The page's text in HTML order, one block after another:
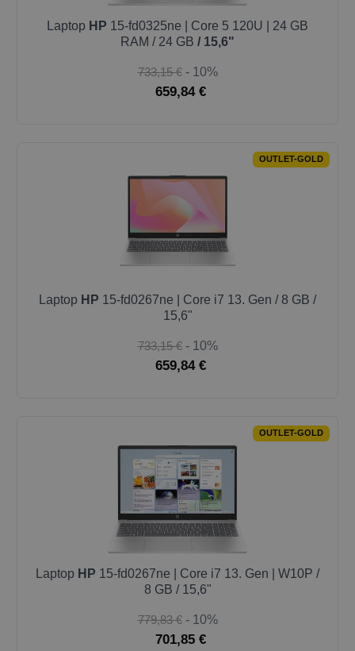
Laptop HP 15-fd0325ne | Core 5 120U | 24 GB
RAM / 24 GB / 15,6"
733,15 € - 10%
659,84 €
OUTLET-GOLD
Laptop HP 15-fd0267ne | Core i7 13. Gen / 8 GB /
15,6"
733,15 € - 10%
659,84 €
OUTLET-GOLD
Laptop HP 15-fd0267ne | Core i7 13. Gen | W10P /
8 GB / 15,6"
779,83 € - 10%
701,85 €